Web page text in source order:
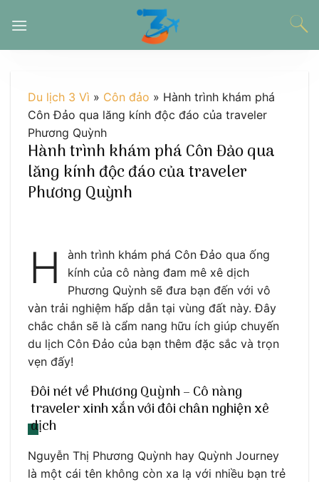
đến
Du lịch 3 Vì » Côn đảo » Hành trình khám phá
Côn Đảo qua lăng kính độc đáo của traveler
Phương Quỳnh
Hành trình khám phá Côn Đảo qua
lăng kính độc đáo của traveler
Phương Quỳnh
H
ành trình khám phá Côn Đảo qua ống
kính của cô nàng đam mê xê dịch
Phương Quỳnh sẽ đưa bạn đến với vô
vàn trải nghiệm hấp dẫn tại vùng đất này. Đây
chắc chắn sẽ là cẩm nang hữu ích giúp chuyến
du lịch Côn Đảo của bạn thêm đặc sắc và trọn
vẹn đấy!
Đôi nét về Phương Quỳnh – Cô nàng
traveler xinh xắn với đôi chân nghiện xê
dịch
Nguyễn Thị Phương Quỳnh hay Quỳnh Journey
là một cái tên không còn xa lạ với nhiều bạn trẻ